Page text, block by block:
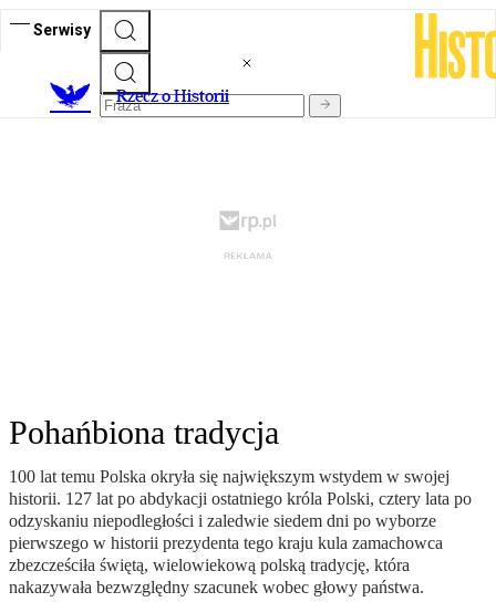
Serwisy
Rzecz o Historii
Pohańbiona tradycja
100 lat temu Polska okryła się największym wstydem w swojej
historii. 127 lat po abdykacji ostatniego króla Polski, cztery lata po
odzyskaniu niepodległości i zaledwie siedem dni po wyborze
pierwszego w historii prezydenta tego kraju kula zamachowca
zbezcześciła świętą, wielowiekową polską tradycję, która
nakazywała bezwzględny szacunek wobec głowy państwa.